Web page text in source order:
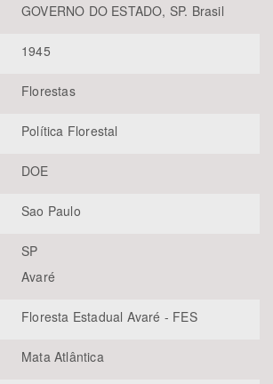
GOVERNO DO ESTADO, SP. Brasil
1945
Florestas
Política Florestal
DOE
Sao Paulo
SP
Avaré
Floresta Estadual Avaré - FES
Mata Atlântica